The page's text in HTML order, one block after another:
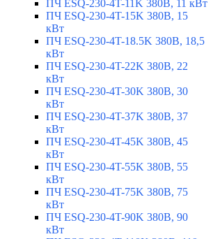
ПЧ ESQ-230-4T-11K 380В, 11 кВт
ПЧ ESQ-230-4T-15K 380В, 15
кВт
ПЧ ESQ-230-4T-18.5K 380В, 18,5
кВт
ПЧ ESQ-230-4T-22K 380В, 22
кВт
ПЧ ESQ-230-4T-30K 380В, 30
кВт
ПЧ ESQ-230-4T-37K 380В, 37
кВт
ПЧ ESQ-230-4T-45K 380В, 45
кВт
ПЧ ESQ-230-4T-55K 380В, 55
кВт
ПЧ ESQ-230-4T-75K 380В, 75
кВт
ПЧ ESQ-230-4T-90K 380В, 90
кВт